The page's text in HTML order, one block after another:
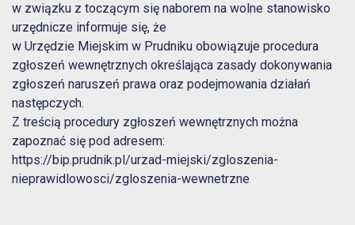
w związku z toczącym się naborem na wolne stanowisko
urzędnicze informuje się, że
w Urzędzie Miejskim w Prudniku obowiązuje procedura
zgłoszeń wewnętrznych określająca zasady dokonywania
zgłoszeń naruszeń prawa oraz podejmowania działań
następczych.
Z treścią procedury zgłoszeń wewnętrznych można
zapoznać się pod adresem:
https://bip.prudnik.pl/urzad-miejski/zgloszenia-
nieprawidlowosci/zgloszenia-wewnetrzne